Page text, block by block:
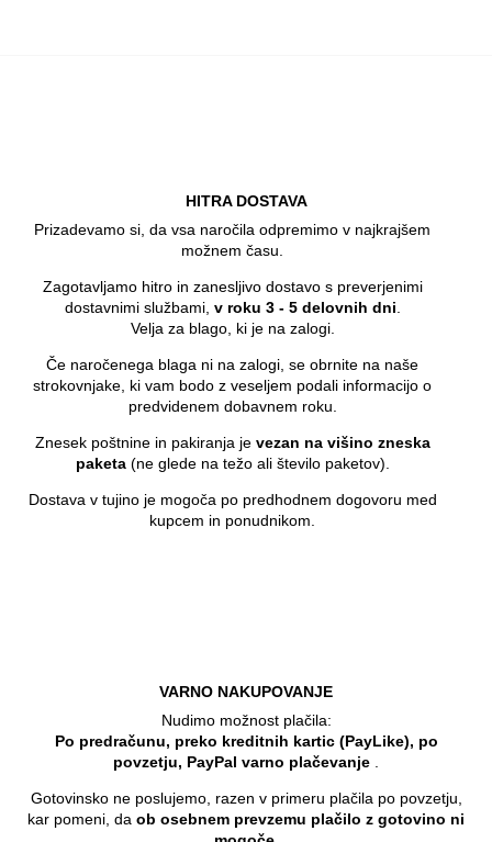
HITRA DOSTAVA
Prizadevamo si, da vsa naročila odpremimo v najkrajšem
možnem času.
Zagotavljamo hitro in zanesljivo dostavo s preverjenimi
dostavnimi službami, v roku 3 - 5 delovnih dni
Velja za blago, ki je na zalogi.
Če naročenega blaga ni na zalogi, se obrnite na naše
strokovnjake, ki vam bodo z veseljem podali informacijo o
predvidenem dobavnem roku.
Znesek poštnine in pakiranja je vezan na višino zneska
paketa(ne glede na težo ali število paketov).
Dostava v tujino je mogoča po predhodnem dogovoru med
kupcem in ponudnikom.
VARNO NAKUPOVANJE
Nudimo možnost plačila:
Po predračunu, preko kreditnih kartic (PayLike), po
povzetju, PayPal varno plačevanje
Gotovinsko ne poslujemo, razen v primeru plačila po povzetju,
kar pomeni, da ob osebnem prevzemu plačilo z gotovino ni